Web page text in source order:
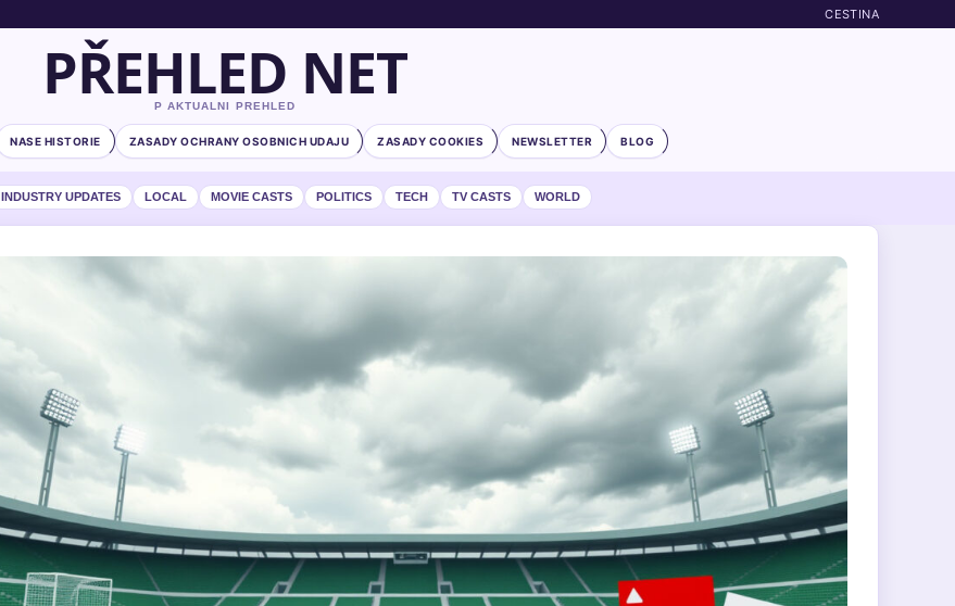
CESTINA
PŘEHLED NET
P AKTUALNI PREHLED
NASE HISTORIE ZASADY OCHRANY OSOBNICH UDAJU ZASADY COOKIES NEWSLETTER BLOG
INDUSTRY UPDATES LOCAL MOVIE CASTS POLITICS TECH TV CASTS WORLD